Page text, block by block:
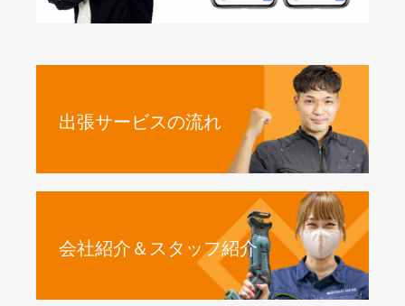
出張サービスの流れ
会社紹介＆スタッフ紹介